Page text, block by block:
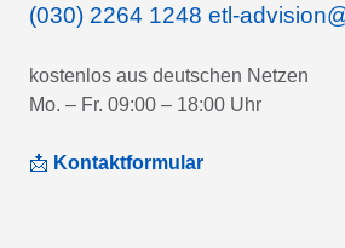
(030) 2264 1248 etl-
kostenlos aus deutschen Netzen
Mo. – Fr. 09:00 – 18:00 Uhr
📩 Kontaktformular